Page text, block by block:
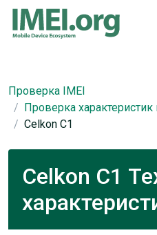
Проверка IMEI
Проверка
Celkon C1
Celkon C1